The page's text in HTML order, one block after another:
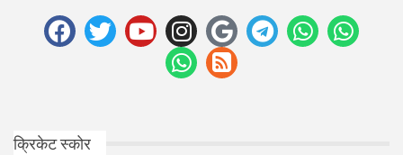
क्रिकेट स्कोर